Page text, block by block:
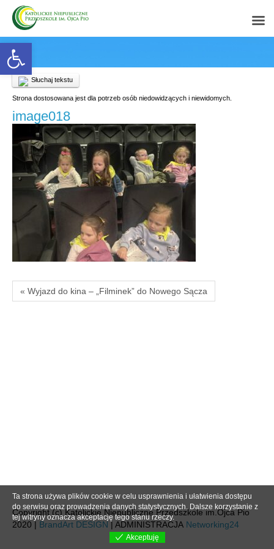
Open toolbar
Słuchaj tekstu
Strona dostosowana jest dla potrzeb osób niedowidzących i niewidomych.
image018
« Wyjazd do kina – „Filminek” do Nowego Sącza
Copyright (c) Katolickie Niepubliczne Przedszkole im.Ojca Pio
2020 | BrandArt DESIGN | ADMINISTRACJA Networking24
Ta strona używa plików cookie w celu usprawnienia i ułatwienia dostępu
do serwisu oraz prowadzenia danych statystycznych. Dalsze korzystanie z
tej witryny oznacza akceptację tego stanu rzeczy.
Akceptuję